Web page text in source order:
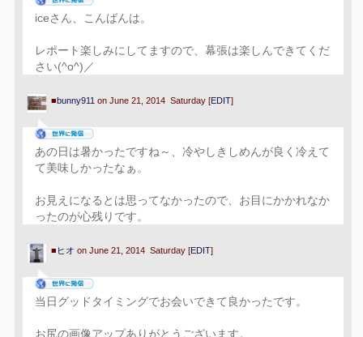
iceさん、こんばんは。
レポート楽しみにしてますので、幕張は楽しんできてくだ
さい(^o^)／
■bunny911 on June 21, 2014 Saturday [EDIT]
あの日は暑かったですね～、冷やしきしめんが良く冷えて
て美味しかったなぁ。
お見えになるとは思ってなかったので、お目にかかれなか
ったのが心残りです。
■ ヒオ on June 21, 2014 Saturday [EDIT]
当日グッドタイミングでお会いできて良かったです。
お尻の画像アップありがとうございます。